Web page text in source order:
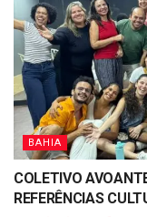
BAHIA
COLETIVO
REFERÊNCIAS